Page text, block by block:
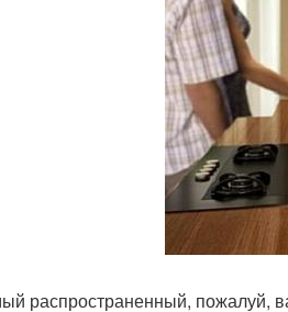
распространенный, пожалуй,